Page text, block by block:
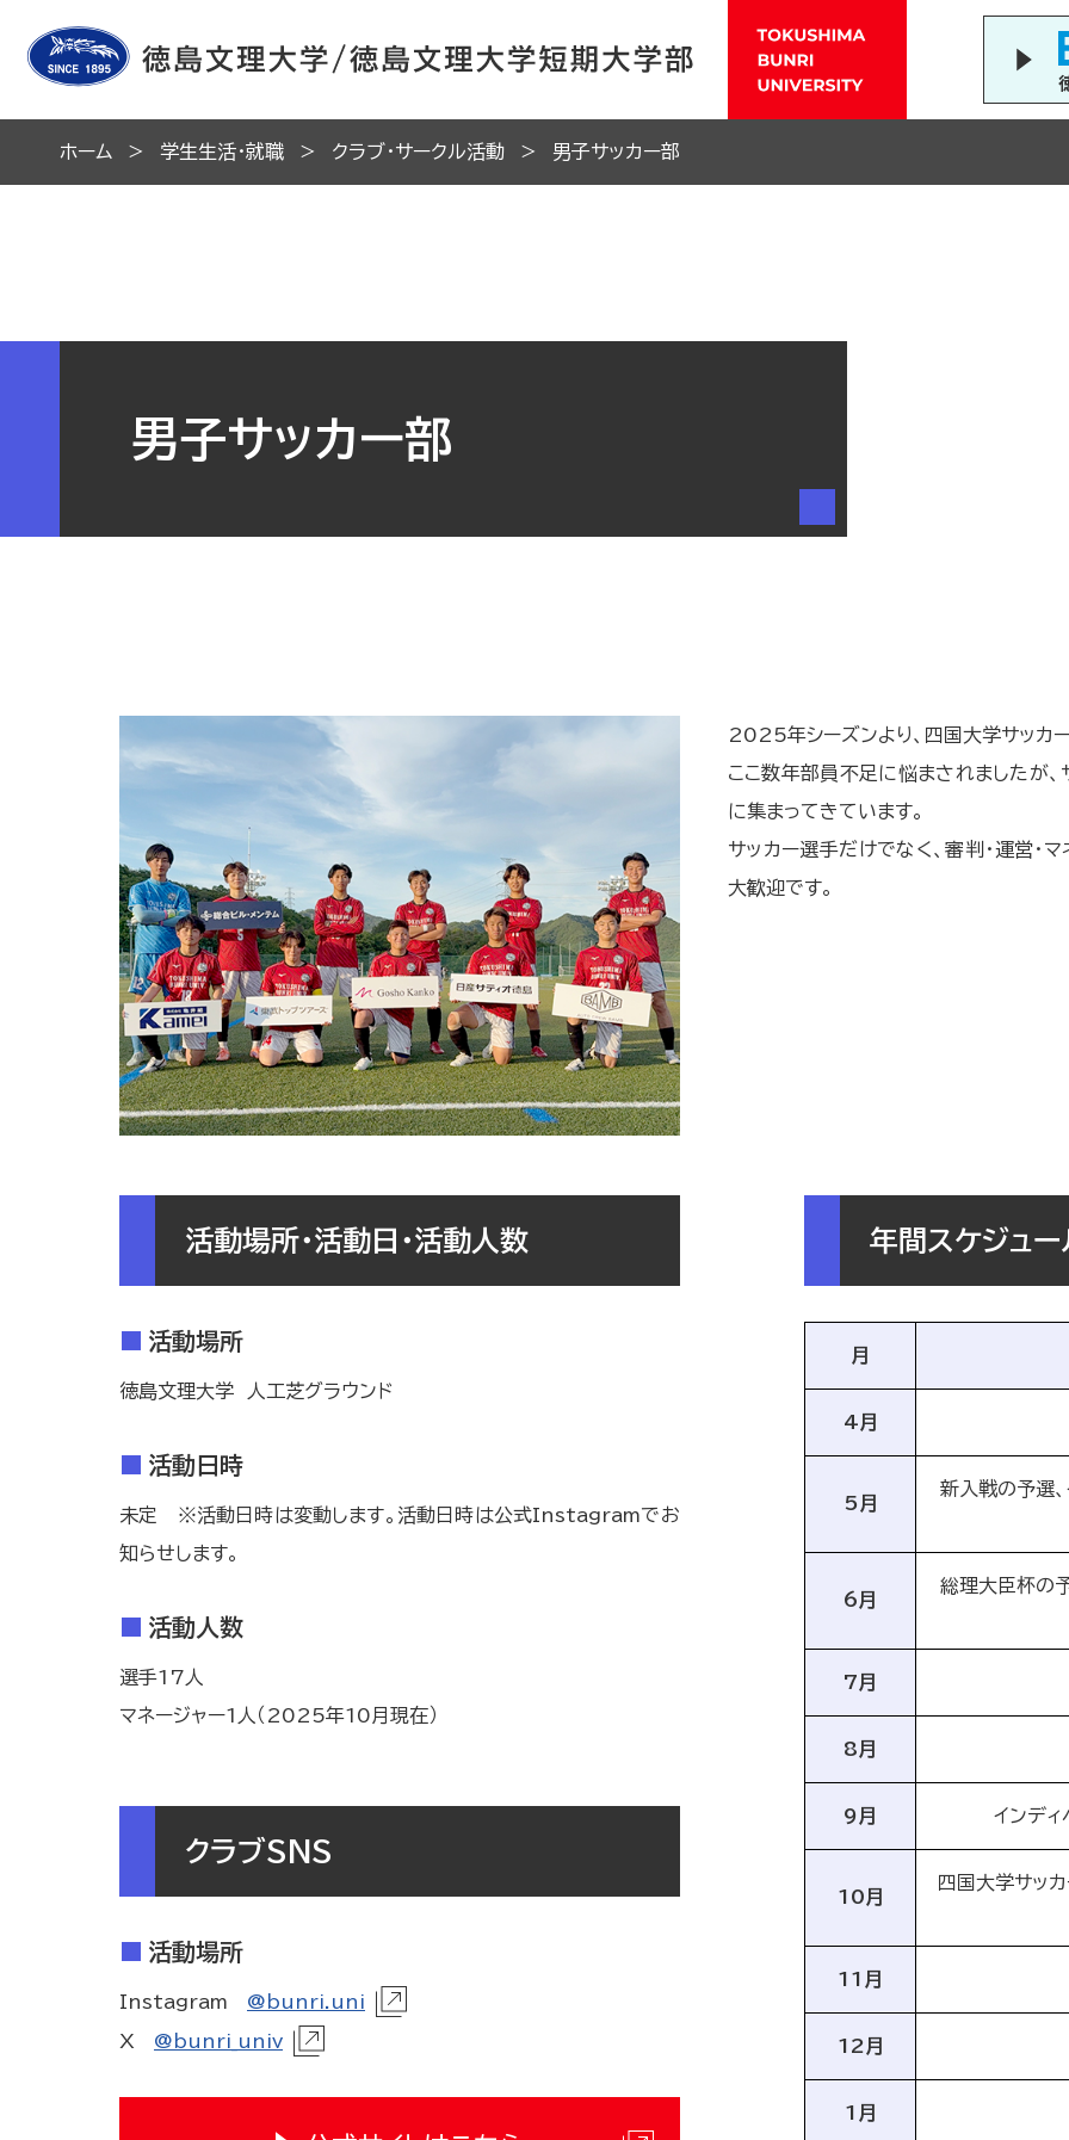
ホーム 学生生活・就職 クラブ・サークル活動 男子サッカー部
男子サッカー部
2025年シーズンより、四国大学サッカ
ここ数年部員不足に悩まされましたが
に集まってきています。
サッカー選手だけでなく、審判・運営・
大歓迎です。
活動場所・活動日・活動人数
活動場所
徳島文理大学 人工芝グラウンド
活動日時
未定 ※活動日時は変動します。 活動日時は公式Instagramでお
知らせします。
活動人数
選手17人
マネージャー1人（2025年10月現在）
クラブSNS
活動場所
Instagram @bunri.uni
X @bunri_univ
年間スケジュー
月
4月
5月
新入戦の予選、
6月
総理大臣杯の予
7月
8月
9月 インディ
10月
四国大学サッカ
11月
12月
1月